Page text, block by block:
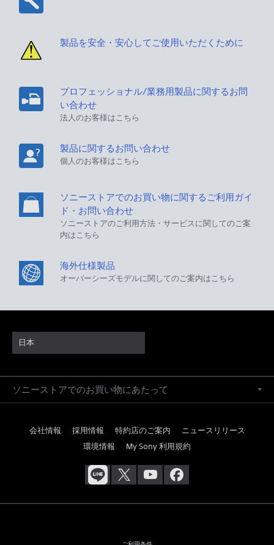
製品を安全・安心してご使用いただくために
プロフェッショナル/業務用製品に関するお問
い合わせ
法人のお客様はこちら
製品に関するお問い合わせ
個人のお客様はこちら
ソニーストアでのお買い物に関するご利用ガイ
ド・お問い合わせ
ソニーストアのご利用方法・サービスに関してのご案
内はこちら
海外仕様製品
オーバーシーズモデルに関してのご案内はこちら
日本
ソニーストアでのお買い物にあたって
会社情報 採用情報 特約店のご案内
ニュースリリース
環境情報
My Sony 利用規約